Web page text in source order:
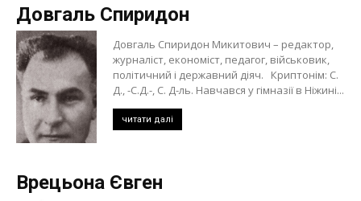
Довгаль Спиридон
Довгаль Спиридон Микитович – редактор,
журналіст, економіст, педагог, військовик,
політичний і державний діяч. Криптонім: С.
Д., -С.Д.-, С. Д-ль. Навчався у гімназії в Ніжині...
читати далі
Врецьона Євген